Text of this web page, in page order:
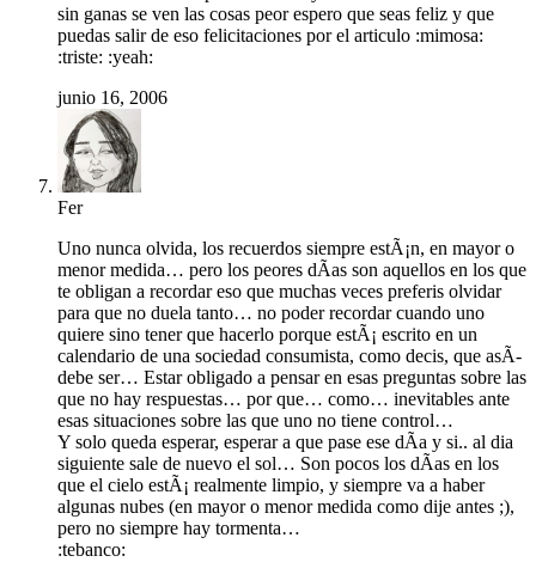
sin ganas se ven las cosas peor espero que seas feliz y que
puedas salir de eso felicitaciones por el articulo :mimosa:
:triste: :yeah:
junio 16, 2006
Fer
Uno nunca olvida, los recuerdos siempre estÃ¡n, en mayor o
menor medida… pero los peores dÃ­as son aquellos en los que
te obligan a recordar eso que muchas veces preferis olvidar
para que no duela tanto… no poder recordar cuando uno
quiere sino tener que hacerlo porque estÃ¡ escrito en un
calendario de una sociedad consumista, como decis, que asÃ­
debe ser… Estar obligado a pensar en esas preguntas sobre las
que no hay respuestas… por que… como… inevitables ante
esas situaciones sobre las que uno no tiene control…
Y solo queda esperar, esperar a que pase ese dÃ­a y si.. al dia
siguiente sale de nuevo el sol… Son pocos los dÃ­as en los
que el cielo estÃ¡ realmente limpio, y siempre va a haber
algunas nubes (en mayor o menor medida como dije antes ;),
pero no siempre hay tormenta…
:tebanco: